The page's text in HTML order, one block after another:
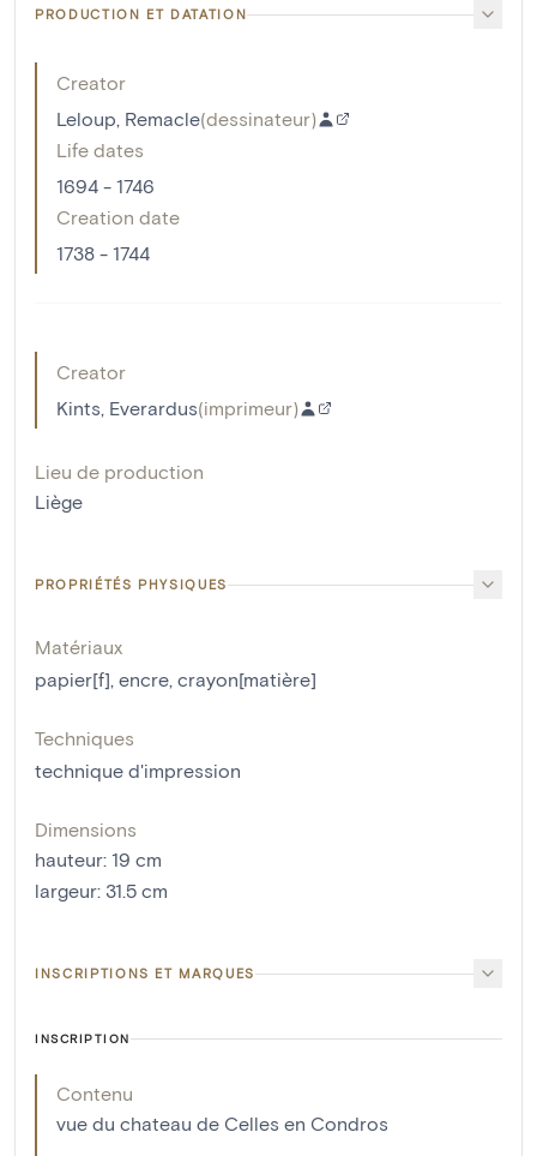
PRODUCTION ET DATATION
Creator
Leloup, Remacle(dessinateur)
Life dates
1694 - 1746
Creation date
1738 - 1744
Creator
Kints, Everardus(imprimeur)
Lieu de production
Liège
PROPRIÉTÉS PHYSIQUES
Matériaux
papier[f], encre, crayon[matière]
Techniques
technique d'impression
Dimensions
hauteur: 19 cm
largeur: 31.5 cm
INSCRIPTIONS ET MARQUES
INSCRIPTION
Contenu
vue du chateau de Celles en Condros